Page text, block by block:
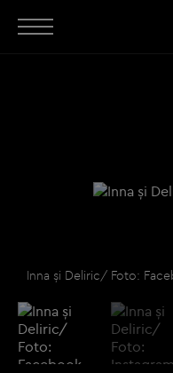
Inna și Deliric/ Foto: